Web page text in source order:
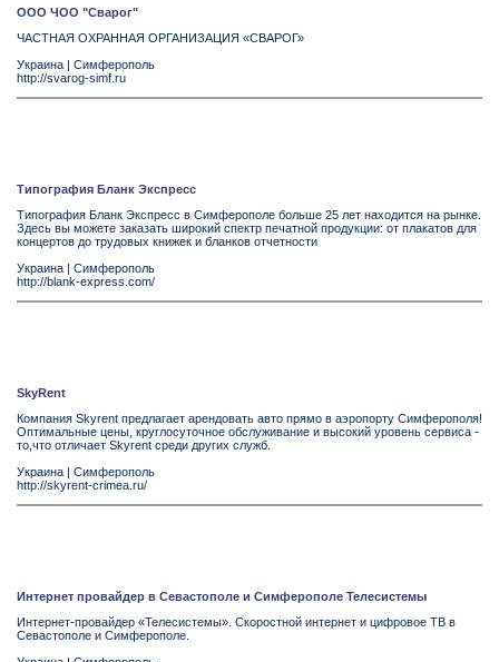
ООО ЧОО "Сварог"
ЧАСТНАЯ ОХРАННАЯ ОРГАНИЗАЦИЯ «СВАРОГ»
Украина
Симферополь
http://svarog-simf.ru
Типография Бланк Экспресс
Типография Бланк Экспресс в Симферополе больше 25 лет находится на рынке.
Здесь вы можете заказать широкий спектр печатной продукции: от плакатов для
концертов до трудовых книжек и бланков отчетности
Украина
Симферополь
http://blank-express.com/
SkyRent
Компания Skyrent предлагает арендовать авто прямо в аэропорту Симферополя!
Оптимальные цены, круглосуточное обслуживание и высокий уровень сервиса -
то,что отличает Skyrent среди других служб.
Украина
Симферополь
http://skyrent-crimea.ru/
Интернет провайдер в Севастополе и Симферополе Телесистемы
Интернет-провайдер «Телесистемы». Скоростной интернет и цифровое ТВ в
Севастополе и Симферополе.